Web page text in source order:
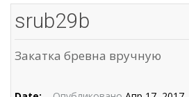
srub29b
Закатка бревна вручную